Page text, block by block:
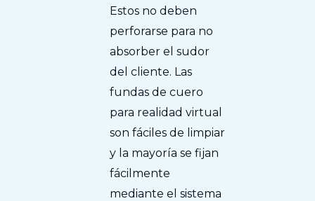
Estos no deben
perforarse para no
absorber el sudor
del cliente. Las
fundas de cuero
para realidad virtual
son fáciles de limpiar
y la mayoría se fijan
fácilmente
mediante el sistema